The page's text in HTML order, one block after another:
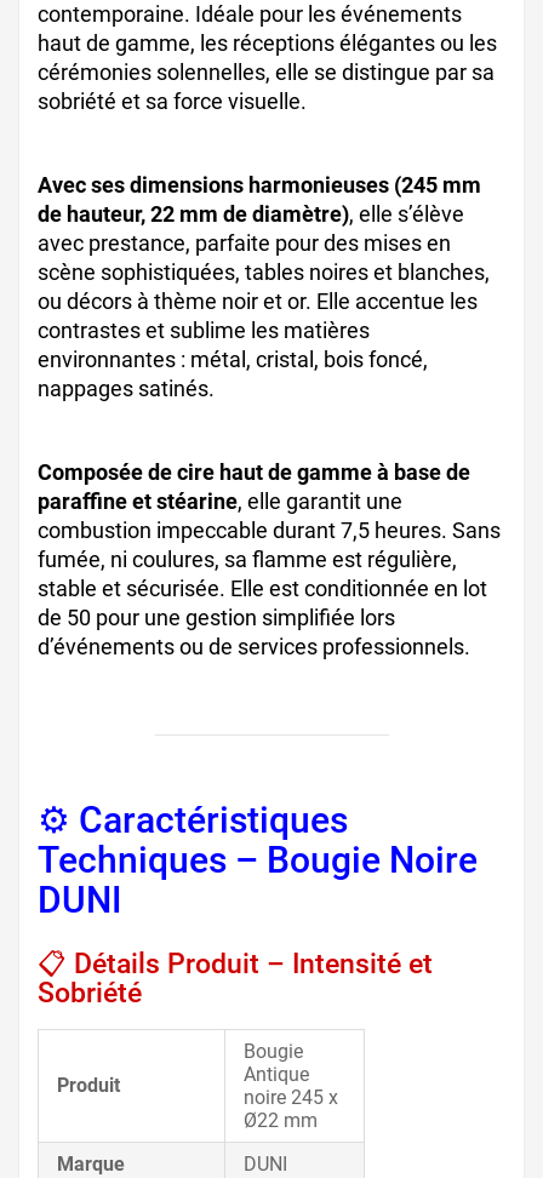
contemporaine. Idéale pour les événements
haut de gamme, les réceptions élégantes ou les
cérémonies solennelles, elle se distingue par sa
sobriété et sa force visuelle.
Avec ses dimensions harmonieuses (245 mm
de hauteur, 22 mm de diamètre), elle s’élève
avec prestance, parfaite pour des mises en
scène sophistiquées, tables noires et blanches,
ou décors à thème noir et or. Elle accentue les
contrastes et sublime les matières
environnantes : métal, cristal, bois foncé,
nappages satinés.
Composée de cire haut de gamme à base de
paraffine et stéarine, elle garantit une
combustion impeccable durant 7,5 heures. Sans
fumée, ni coulures, sa flamme est régulière,
stable et sécurisée. Elle est conditionnée en lot
de 50 pour une gestion simplifiée lors
d’événements ou de services professionnels.
⚙️ Caractéristiques
Techniques – Bougie Noire
DUNI
📋 Détails Produit – Intensité et
Sobriété
Produit
Bougie
Antique
noire 245 x
Ø22 mm
Marque
DUNI